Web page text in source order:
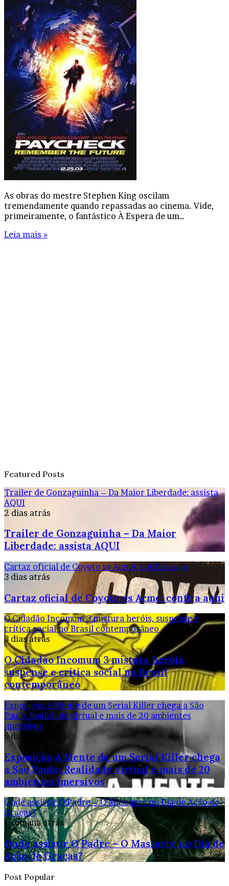
As obras do mestre Stephen King oscilam
tremendamente quando repassadas ao cinema. Vide,
primeiramente, o fantástico À Espera de um…
Leia mais »
Featured Posts
Trailer de Gonzaguinha – Da Maior Liberdade: assista
AQUI
2 dias atrás
Trailer de Gonzaguinha – Da Maior
Liberdade: assista AQUI
Cartaz oficial de Coyote vs Acme: confira aqui
3 dias atrás
Cartaz oficial de Coyote vs Acme: confira aqui
O Cidadão Incomum 3 mistura heróis, suspense e
crítica social no Brasil contemporâneo
3 dias atrás
O Cidadão Incomum 3 mistura heróis,
suspense e crítica social no Brasil
contemporâneo
Exposição A Mente de um Serial Killer chega a São
Paulo: Realidade virtual e mais de 20 ambientes
imersivos
5 dias atrás
Exposição A Mente de um Serial Killer chega
a São Paulo: Realidade virtual e mais de 20
ambientes imersivos
Onde assistir O Padre – O Massacre no Dia de Ação de
Graças?
1 semana atrás
Onde assistir O Padre – O Massacre no Dia de
Ação de Graças?
Post Popular